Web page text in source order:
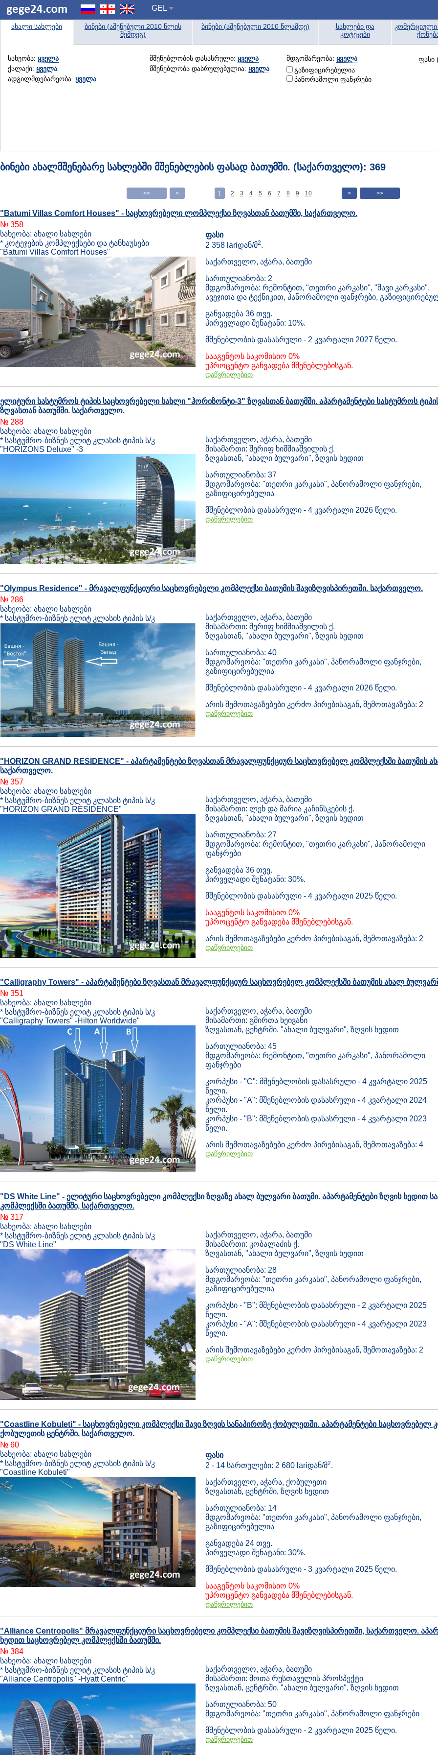
GEL
ახალი სახლები
ბინები (აშენებული 2010 წლის
შემდეგ)
ბინები (აშენებული 2010 წლამდე)
სახლები და
კოტეჯები
კომერციული
სახეობა: ყველა
ქალაქი: ყველა
ადგილმდებარეობა: ყველა
მშენებლობის დასასრული: ყველა
მშენებლობა დასრულებულია: ყველა
მდგომარეობა: ყველა
გაზიფიცირებულია
პანორამოლი ფანჯრები
ფასი
ბინები ახალმშენებარე სახლებში მშენებლების ფასად ბათუმში. (საქართველო): 369
<< < 1 2 3 4 5 6 7 8 9 10 > >>
"Batumi Villas Comfort Houses" - საცხოვრებელი ლომპლექსი ზღვასთან ბათუმში, საქართველო.
№ 358
სახეობა: ახალი სახლები
* კოტეჯების კომპლექსები და ტანხაუსები
"Batumi Villas Comfort Houses"
ფასი
2 358 lariდან/მ2.
საქართველო, აჭარა, ბათუმი
სართულიანობა: 2
მდგომარეობა: რემონტით, "თეთრი კარკასი", "შავი კარკასი",
ავეჯითა და ტექნიკით, პანორამოლი ფანჯრები,
განვადება 36 თვე.
პირველადი შენატანი: 10%.
მშენებლობის დასასრული - 2 კვარტალი 2027 წელი.
სააგენტოს საკომისიო 0%
უპროცენტო განვადება მშენებლებისგან.
დაწვრილებით
ელიტური სასტუმროს ტიპის საცხოვრებელი სახლი "ჰორიზონტი-3" ზღვასთან ბათუმში. აპარტამენტები სასტუმროს
ზღვასთან ბათუმში. საქართველო.
№ 288
სახეობა: ახალი სახლები
* სასტუმრო-ბიზნეს ელიტ კლასის ტიპის ს/კ
"HORIZONS Deluxe" -3
საქართველო, აჭარა, ბათუმი
მისამართი: შერიფ ხიმშიაშვილის ქ.
ზღვასთან, "ახალი ბულვარი", ზღვის ხედით
სართულიანობა: 37
მდგომარეობა: "თეთრი კარკასი", პანორამოლი ფანჯრები,
გაზიფიცირებულია
მშენებლობის დასასრული - 4 კვარტალი 2026 წელი.
დაწვრილებით
"Olympus Residence" - მრავალფუნქციური საცხოვრებელი კომპლექსი ბათუმის შავიზღვისპირეთში. საქართველო.
№ 286
სახეობა: ახალი სახლები
* სასტუმრო-ბიზნეს ელიტ კლასის ტიპის ს/კ
საქართველო, აჭარა, ბათუმი
მისამართი: შერიფ ხიმშიაშვილის ქ.
ზღვასთან, "ახალი ბულვარი", ზღვის ხედით
სართულიანობა: 40
მდგომარეობა: "თეთრი კარკასი", პანორამოლი ფანჯრები,
გაზიფიცირებულია
მშენებლობის დასასრული - 4 კვარტალი 2026 წელი.
არის შემოთავაზებები კერძო პირებისაგან, შემოთავაზება: 2
დაწვრილებით
"HORIZON GRAND RESIDENCE" - აპარტამენტები ზღვასთან მრავალფუნქციურ საცხოვრებელ კომპლექსში ბათუმის
საქართველო.
№ 357
სახეობა: ახალი სახლები
* სასტუმრო-ბიზნეს ელიტ კლასის ტიპის ს/კ
"HORIZON GRAND RESIDENCE"
საქართველო, აჭარა, ბათუმი
მისამართი: ლეხ და მარია კაჩინსკების ქ.
ზღვასთან, "ახალი ბულვარი", ზღვის ხედით
სართულიანობა: 27
მდგომარეობა: რემონტით, "თეთრი კარკასი", პანორამოლი
ფანჯრები
განვადება 36 თვე.
პირველადი შენატანი: 30%.
მშენებლობის დასასრული - 4 კვარტალი 2025 წელი.
სააგენტოს საკომისიო 0%
უპროცენტო განვადება მშენებლებისგან.
არის შემოთავაზებები კერძო პირებისაგან, შემოთავაზება: 2
დაწვრილებით
"Calligraphy Towers" - აპარტამენტები ზღვასთან მრავალფუნქციურ საცხოვრებელ კომპლექსში ბათუმის ახალ
№ 351
სახეობა: ახალი სახლები
* სასტუმრო-ბიზნეს ელიტ კლასის ტიპის ს/კ
"Calligraphy Towers" -Hilton Worldwide"
საქართველო, აჭარა, ბათუმი
მისამართი: გმირთა ხეივანი
ზღვასთან, ცენტრში, "ახალი ბულვარი", ზღვის ხედით
სართულიანობა: 45
მდგომარეობა: რემონტით, "თეთრი კარკასი", პანორამოლი
ფანჯრები
კორპუსი - "C": მშენებლობის დასასრული - 4 კვარტალი 2025
წელი.
კორპუსი - "A": მშენებლობის დასასრული - 4 კვარტალი 2024
წელი.
კორპუსი - "B": მშენებლობის დასასრული - 4 კვარტალი 2023
წელი.
არის შემოთავაზებები კერძო პირებისაგან, შემოთავაზება: 4
დაწვრილებით
"DS White Line" - ელიტური საცხოვრებელი კომპლექსი ზღვაზე ახალ ბულვარი ბათუმი. აპარტამენტები ზღვის ხედით
კომპლექსში ბათუმში, საქართველო.
№ 317
სახეობა: ახალი სახლები
* სასტუმრო-ბიზნეს ელიტ კლასის ტიპის ს/კ
"DS White Line"
საქართველო, აჭარა, ბათუმი
მისამართი: კობალაძის ქ.
ზღვასთან, "ახალი ბულვარი", ზღვის ხედით
სართულიანობა: 28
მდგომარეობა: "თეთრი კარკასი", პანორამოლი ფანჯრები,
გაზიფიცირებულია
კორპუსი - "B": მშენებლობის დასასრული - 2 კვარტალი 2025
წელი.
კორპუსი - "A": მშენებლობის დასასრული - 4 კვარტალი 2023
წელი.
არის შემოთავაზებები კერძო პირებისაგან, შემოთავაზება: 2
დაწვრილებით
"Coastline Kobuleti" - საცხოვრებელი კომპლექსი შავი ზღვის სანაპიროზე ქობულეთში. აპარტამენტები საცხოვრებელ
ქობულეთის ცენტრში. საქართველო.
№ 60
სახეობა: ახალი სახლები
* სასტუმრო-ბიზნეს ელიტ კლასის ტიპის ს/კ
"Coastline Kobuleti"
ფასი
2 - 14 სართულები: 2 680 lariდან/მ2.
საქართველო, აჭარა, ქობულეთი
ზღვასთან, ცენტრში, ზღვის ხედით
სართულიანობა: 14
მდგომარეობა: "თეთრი კარკასი", პანორამოლი ფანჯრები,
გაზიფიცირებულია
განვადება 24 თვე.
პირველადი შენატანი: 30%.
მშენებლობის დასასრული - 3 კვარტალი 2025 წელი.
სააგენტოს საკომისიო 0%
უპროცენტო განვადება მშენებლებისგან.
დაწვრილებით
"Alliance Centropolis" მრავალფუნქციური საცხოვრებელი კომპლექსი ბათუმის შავიზღვისპირეთში, საქართველო.
ხედით საცხოვრებელ კომპლექსში ბათუმში.
№ 384
სახეობა: ახალი სახლები
* სასტუმრო-ბიზნეს ელიტ კლასის ტიპის ს/კ
"Alliance Centropolis" -Hyatt Centric"
საქართველო, აჭარა, ბათუმი
მისამართი: შოთა რუსთაველის პროსპექტი
ზღვასთან, ცენტრში, "ახალი ბულვარი", ზღვის ხედით
სართულიანობა: 50
მდგომარეობა: "თეთრი კარკასი", პანორამოლი ფანჯრები
მშენებლობის დასასრული - 2 კვარტალი 2025 წელი.
დაწვრილებით